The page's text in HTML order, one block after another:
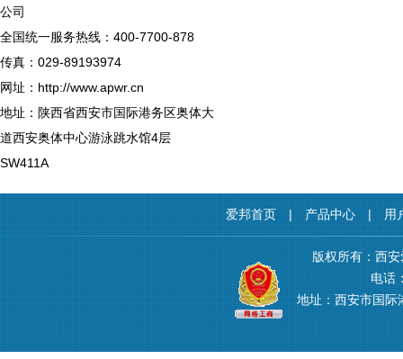
公司
全国统一服务热线：400-7700-878
传真：029-89193974
网址：http://www.apwr.cn
地址：陕西省西安市国际港务区奥体大
道西安奥体中心游泳跳水馆4层
SW411A
爱邦首页 | 产品中心 | 用
版权所有：西
电话
地址：西安市国际